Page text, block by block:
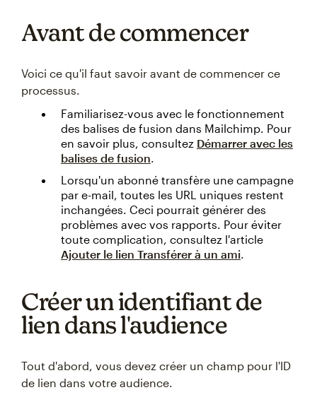
Avant de commencer
Voici ce qu'il faut savoir avant de commencer ce
processus.
Familiarisez-vous avec le fonctionnement
des balises de fusion dans Mailchimp. Pour
en savoir plus, consultez Démarrer avec les
balises de fusion.
Lorsqu'un abonné transfère une campagne
par e-mail, toutes les URL uniques restent
inchangées. Ceci pourrait générer des
problèmes avec vos rapports. Pour éviter
toute complication, consultez l'article
Ajouter le lien Transférer à un ami.
Créer un identifiant de
lien dans l'audience
Tout d'abord, vous devez créer un champ pour l'ID
de lien dans votre audience.